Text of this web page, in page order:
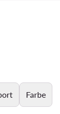
Farbe